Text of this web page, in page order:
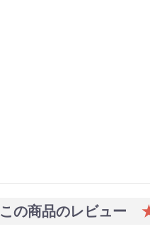
この商品のレビュー